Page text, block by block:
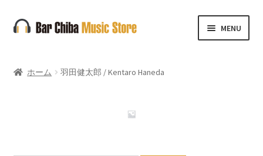
ナ
ビ
ー
キ
コ
ン
ン
プ
MENU
ホーム 羽田健太郎 / Kentaro Haneda